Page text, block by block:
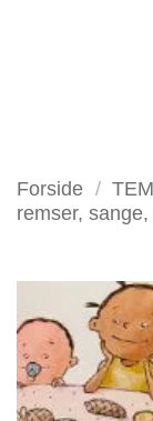
Forside /
remser,